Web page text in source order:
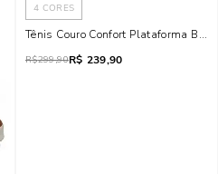
4 CORES
Tênis Couro Confort Plataforma
R$299,90R$ 239,90